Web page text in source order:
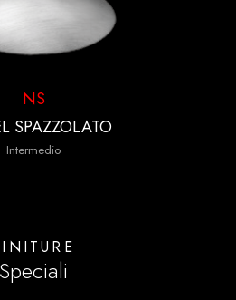
NS
SPAZZOLATO
Intermedio
Speciali